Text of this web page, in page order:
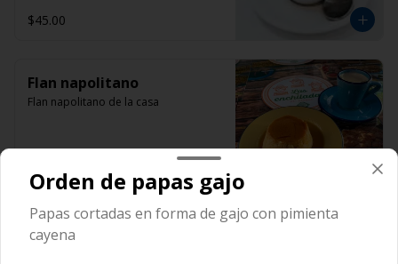
$45.00
Flan napolitano
Flan napolitano de la casa
$59.00
Pan de elote
Orden de papas gajo
Papas cortadas en forma de gajo con pimienta
cayena